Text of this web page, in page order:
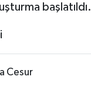
başlatıldı.
Cesur